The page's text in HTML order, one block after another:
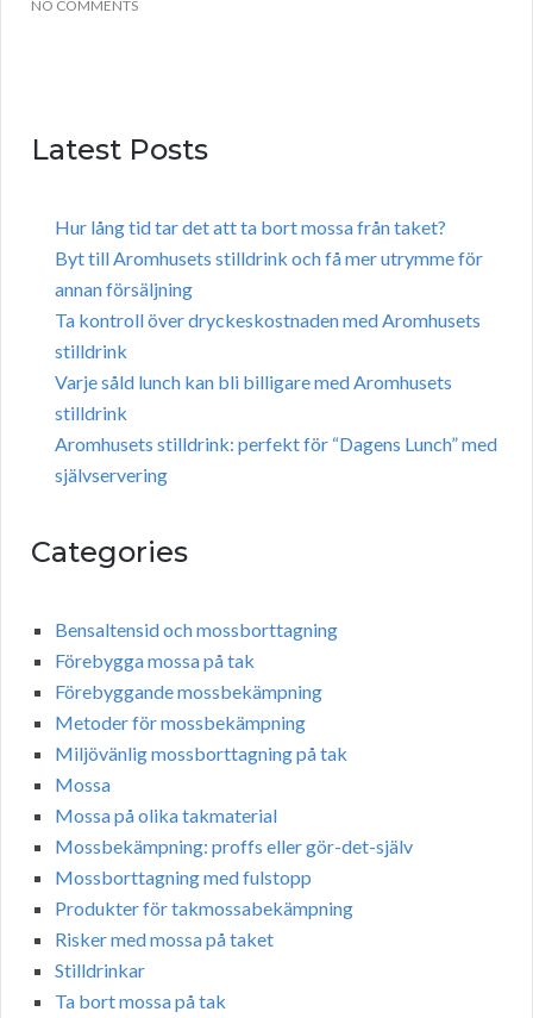
NO COMMENTS
Latest Posts
Hur lång tid tar det att ta bort mossa från taket?
Byt till Aromhusets stilldrink och få mer utrymme för
annan försäljning
Ta kontroll över dryckeskostnaden med Aromhusets
stilldrink
Varje såld lunch kan bli billigare med Aromhusets
stilldrink
Aromhusets stilldrink: perfekt för “Dagens Lunch” med
självservering
Categories
Bensaltensid och mossborttagning
Förebygga mossa på tak
Förebyggande mossbekämpning
Metoder för mossbekämpning
Miljövänlig mossborttagning på tak
Mossa
Mossa på olika takmaterial
Mossbekämpning: proffs eller gör-det-själv
Mossborttagning med fulstopp
Produkter för takmossabekämpning
Risker med mossa på taket
Stilldrinkar
Ta bort mossa på tak